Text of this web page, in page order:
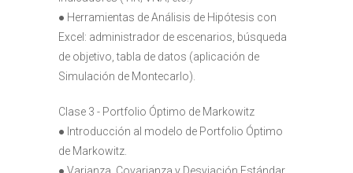
● Herramientas de Análisis de Hipótesis con
Excel: administrador de escenarios, búsqueda
de objetivo, tabla de datos (aplicación de
Simulación de Montecarlo).
Clase 3 - Portfolio Óptimo de Markowitz
● Introducción al modelo de Portfolio Óptimo
de Markowitz.